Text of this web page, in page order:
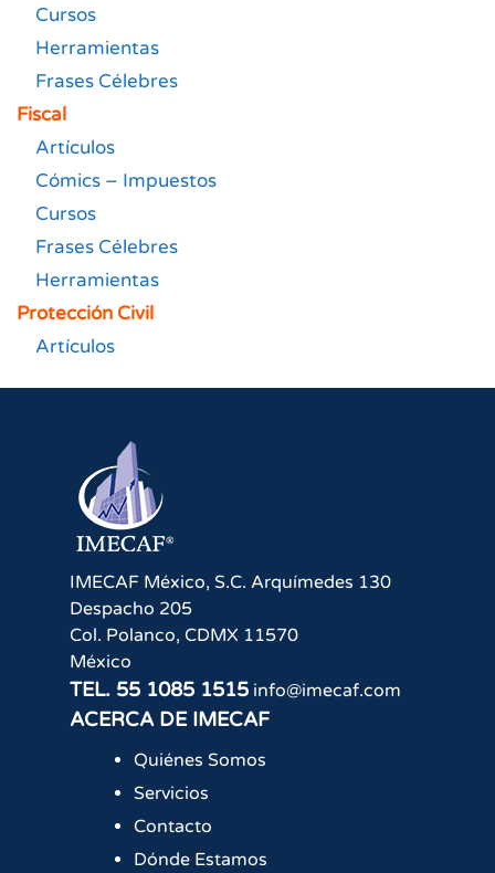
Cursos
Herramientas
Frases Célebres
Fiscal
Artículos
Cómics – Impuestos
Cursos
Frases Célebres
Herramientas
Protección Civil
Artículos
IMECAF México, S.C. Arquímedes 130
Despacho 205
Col. Polanco, CDMX 11570
México
TEL. 55 1085 1515 info@imecaf.com
ACERCA DE IMECAF
Quiénes Somos
Servicios
Contacto
Dónde Estamos